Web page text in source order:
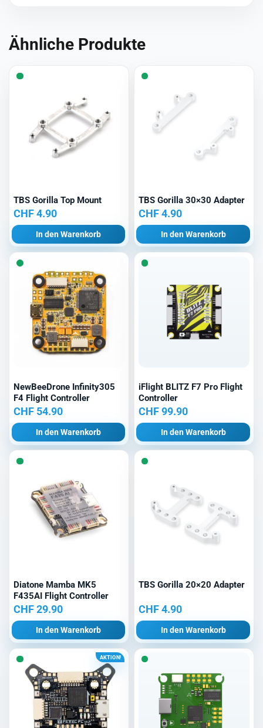
Ähnliche Produkte
TBS Gorilla Top Mount
CHF4.90
In den Warenkorb
TBS Gorilla 30×30 Adapter
CHF4.90
In den Warenkorb
NewBeeDrone Infinity305
F4 Flight Controller
CHF 54.90
In den Warenkorb
iFlight BLITZ F7 Pro Flight
Controller
CHF99.90
In den Warenkorb
Diatone Mamba MK5
F435AI Flight Controller
CHF29.90
In den Warenkorb
TBS Gorilla 20×20 Adapter
CHF4.90
In den Warenkorb
AKTION!